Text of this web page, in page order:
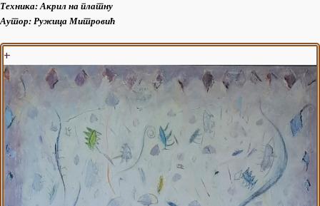
Техника: Акрил на платну
Аутор: Ружица Митровић
+